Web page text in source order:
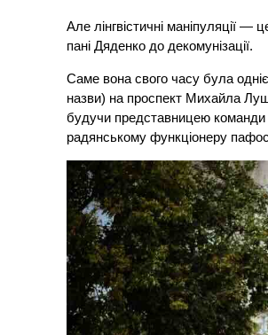
Але лінгвістичні маніпуляції
пані Дяденко до декомунізації.
Саме вона свого часу була
назви) на проспект Михайла
будучи представницею
радянському функціонеру